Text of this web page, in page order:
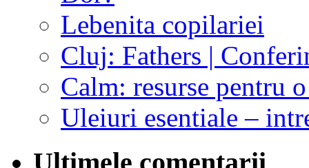
Lebenita copilariei
Cluj: Fathers |
Calm: resurse pentru
Uleiuri esentiale –